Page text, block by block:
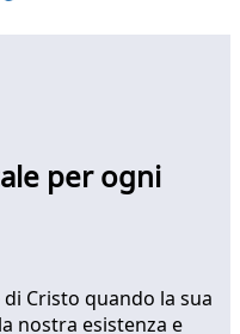
per ogni
Cristo quando la sua
nostra esistenza e